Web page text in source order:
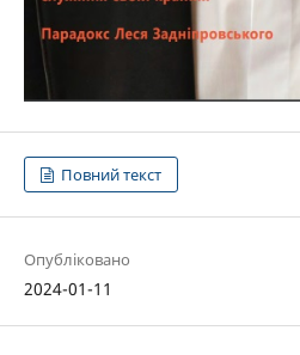
Повний текст
Опубліковано
2024-01-11